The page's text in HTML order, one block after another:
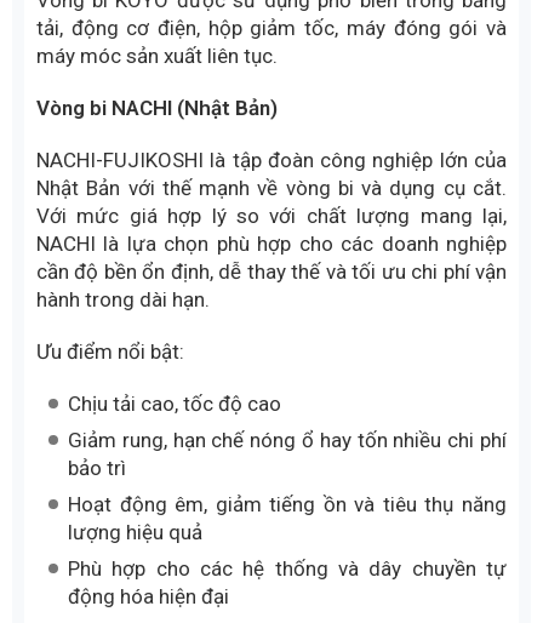
KOYO thuộc tập đoàn JTEKT – Nhật Bản, nổi tiếng
với các sản phẩm vòng bi độ chính xác cao đồng
thời mức giá cũng dễ tiếp cận hơn so với nhiều hãng
khác
Ưu điểm thương hiệu vòng bi KOYO:
Độ ổn định cao, tuổi thọ tốt
Nhiều dòng sản phẩm, dễ tìm và dễ thay thế khi
bảo trì tại Việt Nam
Vòng bi KOYO được sử dụng phổ biến trong băng
máy móc sản xuất liên tục.
Vòng bi NACHI (Nhật Bản)
NACHI-FUJIKOSHI là tập đoàn công nghiệp lớn của
Nhật Bản với thế mạnh về vòng bi và dụng cụ cắt.
Với mức giá hợp lý so với chất lượng mang lại,
NACHI là lựa chọn phù hợp cho các doanh nghiệp
cần độ bền ổn định, dễ thay thế và tối ưu chi phí vận
hành trong dài hạn.